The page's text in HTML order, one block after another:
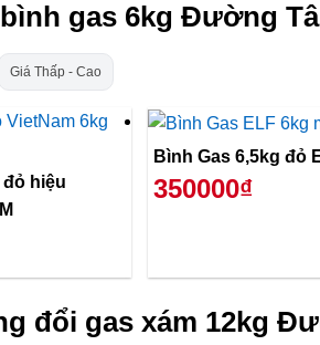
gas 6kg Đường
Giá Thấp - Cao
đỏ hiệu
Bình Gas
350000₫
đổi gas xám 12kg